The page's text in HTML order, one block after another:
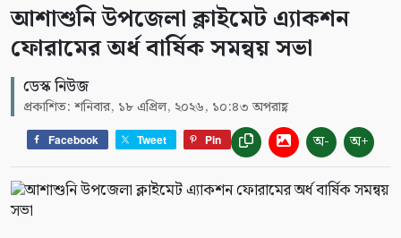
আশাশুনি উপজেলা ক্লাইমেট এ্যাকশন
ফোরামের অর্ধ বার্ষিক সমন্বয় সভা
ডেস্ক নিউজ
প্রকাশিত: শনিবার, ১৮ এপ্রিল, ২০২৬, ১০:৪৩ অপরাহ্ণ
Facebook Tweet Pin অ- অ+